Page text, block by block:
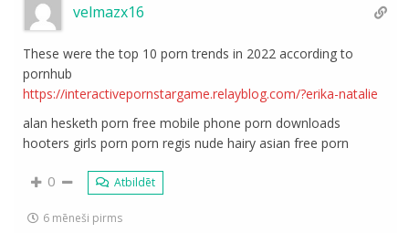
velmazx16
These were the top 10 porn trends in 2022 according to
pornhub
https://interactivepornstargame.relayblog.com/?erika-natalie
alan hesketh porn free mobile phone porn downloads
hooters girls porn porn regis nude hairy asian free porn
0 Atbildēt
6 mēneši pirms